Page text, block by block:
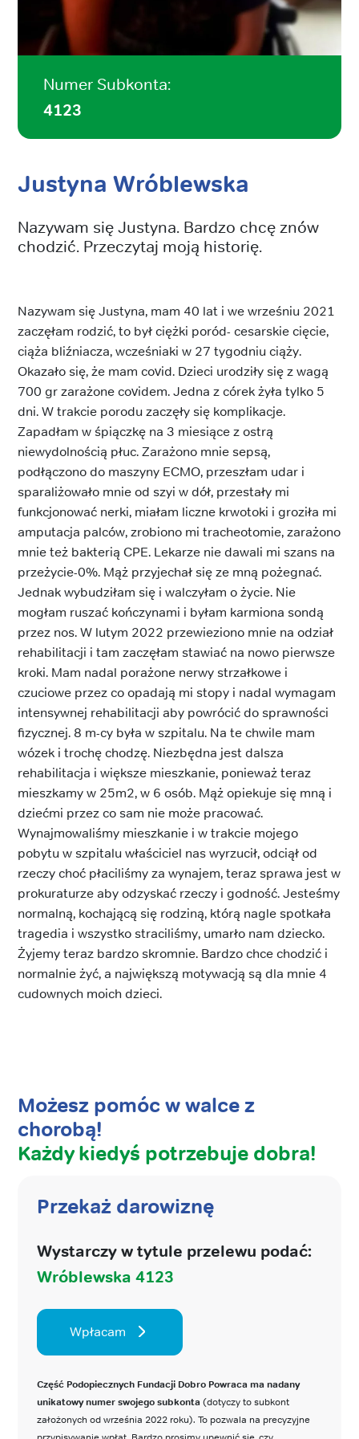
Numer Subkonta:
4123
Justyna Wróblewska
Nazywam się Justyna. Bardzo chcę znów
chodzić. Przeczytaj moją historię.
Nazywam się Justyna, mam 40 lat i we wrześniu 2021
zaczęłam rodzić, to był ciężki poród- cesarskie cięcie,
ciąża bliźniacza, wcześniaki w 27 tygodniu ciąży.
Okazało się, że mam covid. Dzieci urodziły się z wagą
700 gr zarażone covidem. Jedna z córek żyła tylko 5
dni. W trakcie porodu zaczęły się komplikacje.
Zapadłam w śpiączkę na 3 miesiące z ostrą
niewydolnością płuc. Zarażono mnie sepsą,
podłączono do maszyny ECMO, przeszłam udar i
sparaliżowało mnie od szyi w dół, przestały mi
funkcjonować nerki, miałam liczne krwotoki i groziła mi
amputacja palców, zrobiono mi tracheotomie, zarażono
mnie też bakterią CPE. Lekarze nie dawali mi szans na
przeżycie-0%. Mąż przyjechał się ze mną pożegnać.
Jednak wybudziłam się i walczyłam o życie. Nie
mogłam ruszać kończynami i byłam karmiona sondą
przez nos. W lutym 2022 przewieziono mnie na odział
rehabilitacji i tam zaczęłam stawiać na nowo pierwsze
kroki. Mam nadal porażone nerwy strzałkowe i
czuciowe przez co opadają mi stopy i nadal wymagam
intensywnej rehabilitacji aby powrócić do sprawności
fizycznej. 8 m-cy była w szpitalu. Na te chwile mam
wózek i trochę chodzę. Niezbędna jest dalsza
rehabilitacja i większe mieszkanie, ponieważ teraz
mieszkamy w 25m2, w 6 osób. Mąż opiekuje się mną i
dziećmi przez co sam nie może pracować.
Wynajmowaliśmy mieszkanie i w trakcie mojego
pobytu w szpitalu właściciel nas wyrzucił, odciął od
rzeczy choć płaciliśmy za wynajem, teraz sprawa jest w
prokuraturze aby odzyskać rzeczy i godność. Jesteśmy
normalną, kochającą się rodziną, którą nagle spotkała
tragedia i wszystko straciliśmy, umarło nam dziecko.
Żyjemy teraz bardzo skromnie. Bardzo chce chodzić i
normalnie żyć, a największą motywacją są dla mnie 4
cudownych moich dzieci.
Możesz pomóc w walce z
chorobą!
Każdy kiedyś potrzebuje dobra!
Przekaż darowiznę
Wystarczy w tytule przelewu podać:
Wróblewska 4123
Wpłacam
Część Podopiecznych Fundacji Dobro Powraca ma nadany
unikatowy numer swojego subkonta (dotyczy to subkont
założonych od września 2022 roku). To pozwala na precyzyjne